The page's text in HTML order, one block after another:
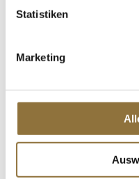
Statistiken
Marketing
€ 9,31
St.